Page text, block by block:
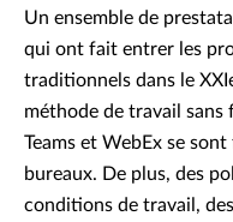
Un ensemble de
qui ont fait entrer les
traditionnels dans le
méthode de travail
Teams et WebEx se
bureaux. De plus, des
conditions de travail,